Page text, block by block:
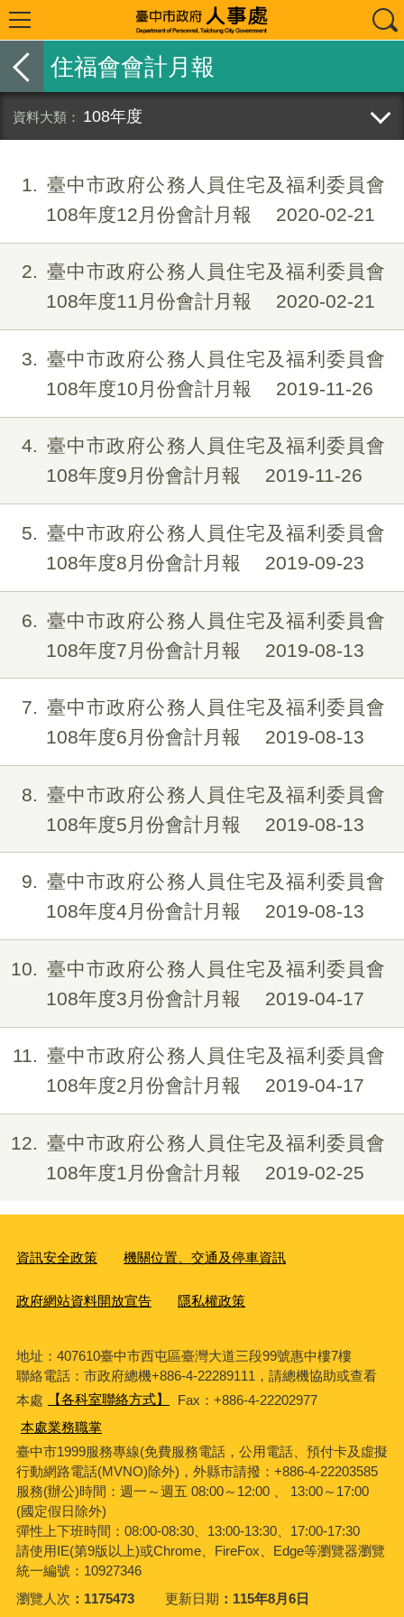
住福會會計月報
108年度
1
臺中市政府公務人員住宅及福利委員會
108年度12月份會計月報
2020-02-21
2
臺中市政府公務人員住宅及福利委員會
108年度11月份會計月報
2020-02-21
3
臺中市政府公務人員住宅及福利委員會
108年度10月份會計月報
2019-11-26
4
臺中市政府公務人員住宅及福利委員會
108年度9月份會計月報
2019-11-26
5
臺中市政府公務人員住宅及福利委員會
108年度8月份會計月報
2019-09-23
6
臺中市政府公務人員住宅及福利委員會
108年度7月份會計月報
2019-08-13
7
臺中市政府公務人員住宅及福利委員會
108年度6月份會計月報
2019-08-13
8
臺中市政府公務人員住宅及福利委員會
108年度5月份會計月報
2019-08-13
9
臺中市政府公務人員住宅及福利委員會
108年度4月份會計月報
2019-08-13
10
臺中市政府公務人員住宅及福利委員會
108年度3月份會計月報
2019-04-17
11
臺中市政府公務人員住宅及福利委員會
108年度2月份會計月報
2019-04-17
12
臺中市政府公務人員住宅及福利委員會
108年度1月份會計月報
2019-02-25
資訊安全政策 機關位置、交通及停車資訊
政府網站資料開放宣告 隱私權政策
地址：407610臺中市西屯區臺灣大道三段99號惠中樓7樓
聯絡電話：市政府總機+886-4-22289111，請總機協助或查看
本處
【各科室聯絡方式】
Fax：+886-4-22202977
本處業務職掌
臺中市1999服務專線(免費服務電話，公用電話、預付卡及虛擬
行動網路電話(MVNO)除外)，外縣市請撥：+886-4-22203585
服務(辦公)時間：週一～週五 08:00～12:00 、 13:00～17:00
(國定假日除外)
彈性上下班時間：08:00-08:30、13:00-13:30、17:00-17:30
請使用IE(第9版以上)或Chrome、FireFox、Edge等瀏覽器瀏覽
統一編號：10927346
瀏覽人次
1175473 更新日期 115年8月6日